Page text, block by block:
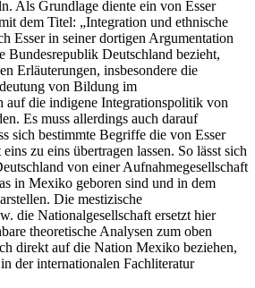
Die Bewertung seiner Theorie folgt in den
Als Grundlage diente ein von Esser
dem Titel: „Integration und ethnische
Esser in seiner dortigen Argumentation
Bundesrepublik Deutschland bezieht,
Erläuterungen, insbesondere die
von Bildung im
auf die indigene Integrationspolitik von
Es muss allerdings auch darauf
sich bestimmte Begriffe die von Esser
zu eins übertragen lassen. So lässt sich
von einer Aufnahmegesellschaft
in Mexiko geboren sind und in dem
Die mestizische
die Nationalgesellschaft ersetzt hier
theoretische Analysen zum oben
direkt auf die Nation Mexiko beziehen,
der internationalen Fachliteratur